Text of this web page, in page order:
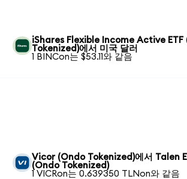
iShares Flexible Income Active ETF
Tokenized)에서 미국 달러
1 BINCon는 $53.11와 같음
Vicor (Ondo Tokenized)에서 Talen
(Ondo Tokenized)
1 VICRon는 0.639350 TLNon와 같음